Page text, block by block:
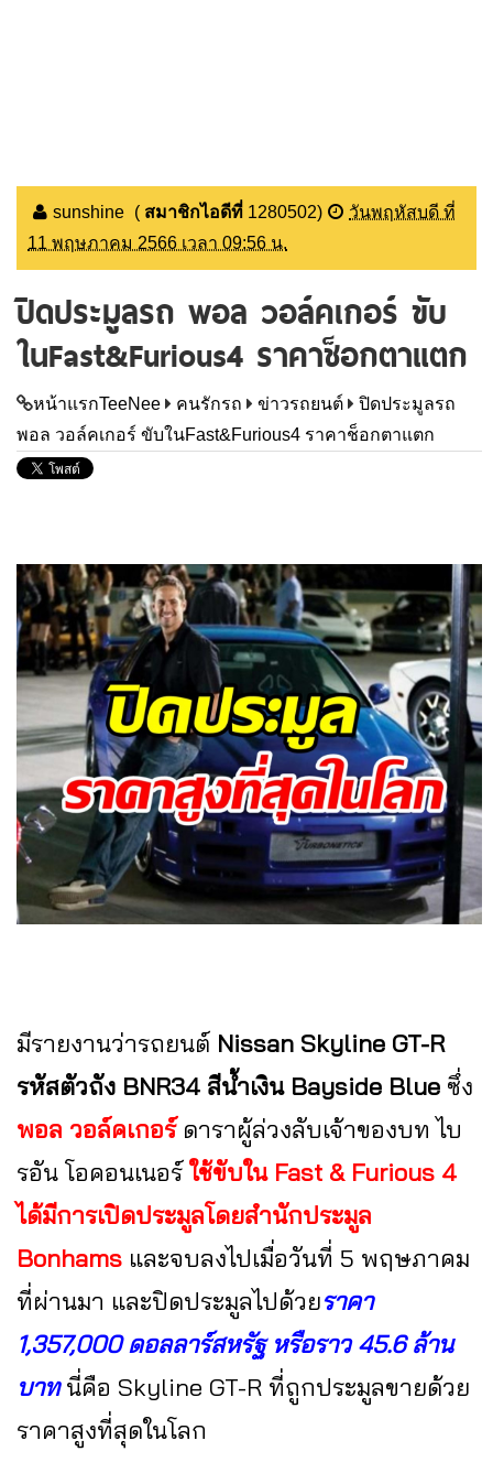
sunshine ( สมาชิกไอดีที่ 1280502)
วันพฤหัสบดี ที่
11 พฤษภาคม 2566 เวลา 09:56 น.
ปิดประมูลรถ พอล วอล์คเกอร์ ขับ
ในFast&Furious4 ราคาช็อกตาแตก
หน้าแรกTeeNee คนรักรถ ข่าวรถยนต์
ปิดประมูลรถ
พอล วอล์คเกอร์ ขับในFast&Furious4 ราคาช็อกตาแตก
มีรายงานว่ารถยนต์ Nissan Skyline GT-R
รหัสตัวถัง BNR34 สีน้ำเงิน Bayside Blue ซึ่ง
พอล วอล์คเกอร์ ดาราผู้ล่วงลับเจ้าของบท ไบ
รอัน โอคอนเนอร์ใช้ขับใน Fast & Furious 4
ได้มีการเปิดประมูลโดยสำนักประมูล
Bonhams และจบลงไปเมื่อวันที่ 5 พฤษภาคม
ที่ผ่านมา และปิดประมูลไปด้วยราคา
1,357,000 ดอลลาร์สหรัฐ หรือราว 45.6 ล้าน
บาทนี่คือ Skyline GT-R ที่ถูกประมูลขายด้วย
ราคาสูงที่สุดในโลก